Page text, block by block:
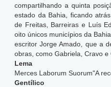
compartilhando a quinta
estado da Bahia, ficando
de Freitas, Barreiras e Luís
oito únicos municípios da
escritor Jorge Amado, que a
obras, como Gabriela, Cravo e
Lema
Merces Laborum Suorum"A
Gentílico